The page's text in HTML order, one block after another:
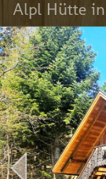
Alpl Hütte